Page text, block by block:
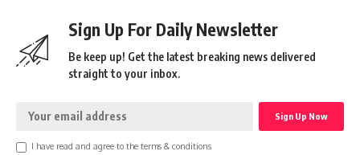
Sign Up For Daily Newsletter
Be keep up! Get the latest breaking news delivered
straight to your inbox.
I have read and agree to the terms & conditions